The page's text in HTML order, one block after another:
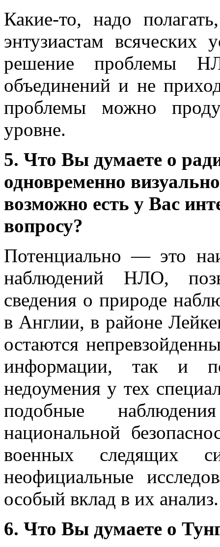
Какие-то, надо
энтузиастам всяческих
решение проблемы
объединений и не
проблемы можно
уровне.
5. Что Вы думаете о
одновременно
возможно есть у Вас
вопросу?
Потенциально — это
наблюдений НЛО,
сведения о природе
в Англии, в районе
остаются
информации, так и
недоумения у тех
подобные
национальной
военных следящих
неофициальные
особый вклад в их анализ.
6. Что Вы думаете о